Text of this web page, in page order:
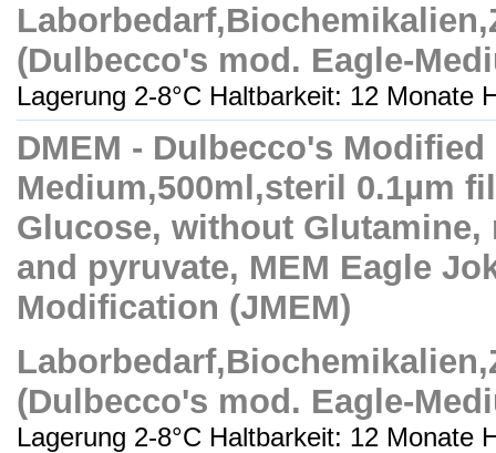
(Dulbecco's mod. Eagle-
Lagerung 2-8°C Haltbarkeit: 12 Monate
DMEM - Dulbecco's Modified
Medium,500ml,steril 0.1µm
Glucose, without
and pyruvate, MEM Eagle
Modification (JMEM)
(Dulbecco's mod. Eagle-
Lagerung 2-8°C Haltbarkeit: 12 Monate